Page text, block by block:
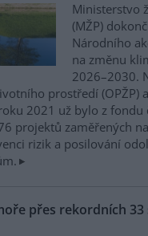
Ministerstvo
(MŽP)
Národního
na změnu
2026–2030.
prostředí (OPŽP)
2021 už bylo z fondu
projektů zaměřených
rizik a posilování
přes rekordních